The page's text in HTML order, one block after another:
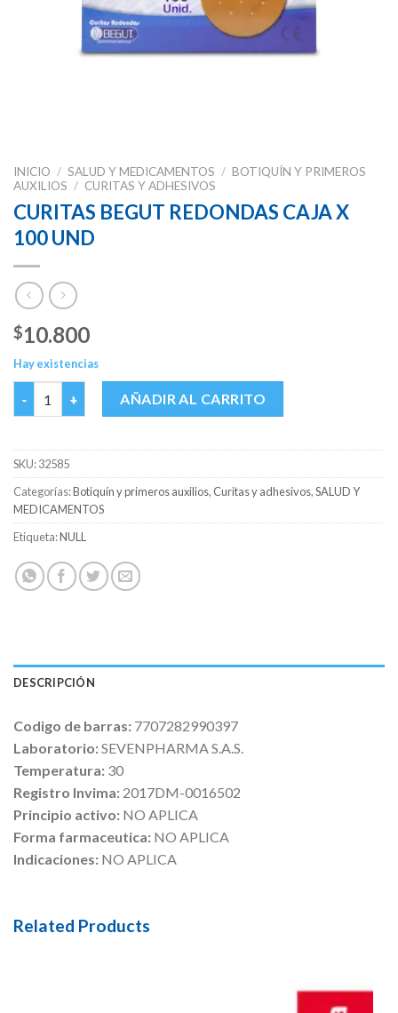
INICIO / SALUD Y MEDICAMENTOS / BOTIQUÍN Y PRIMEROS
AUXILIOS / CURITAS Y ADHESIVOS
CURITAS BEGUT REDONDAS CAJA X
100 UND
$10.800
Hay existencias
CURITAS BEGUT REDONDAS CAJA X 100 UND cantidad
AÑADIR AL CARRITO
SKU:32585
Categorías:Botiquín y primeros auxilios, Curitas y adhesivos,SALUD Y
MEDICAMENTOS
Etiqueta:NULL
DESCRIPCIÓN
Codigo de barras: 7707282990397
Laboratorio:SEVENPHARMA S.A.S.
Temperatura: 30
Registro Invima: 2017DM-0016502
Principio activo: NO APLICA
Forma farmaceutica: NO APLICA
Indicaciones: NO APLICA
Related Products